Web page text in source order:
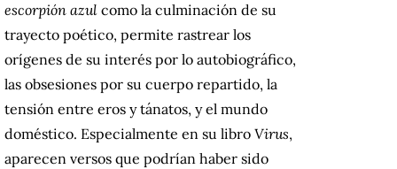
escorpión azul como la culminación de su
trayecto poético, permite rastrear los
orígenes de su interés por lo autobiográfico,
las obsesiones por su cuerpo repartido, la
tensión entre eros y tánatos, y el mundo
doméstico. Especialmente en su libro Virus,
aparecen versos que podrían haber sido